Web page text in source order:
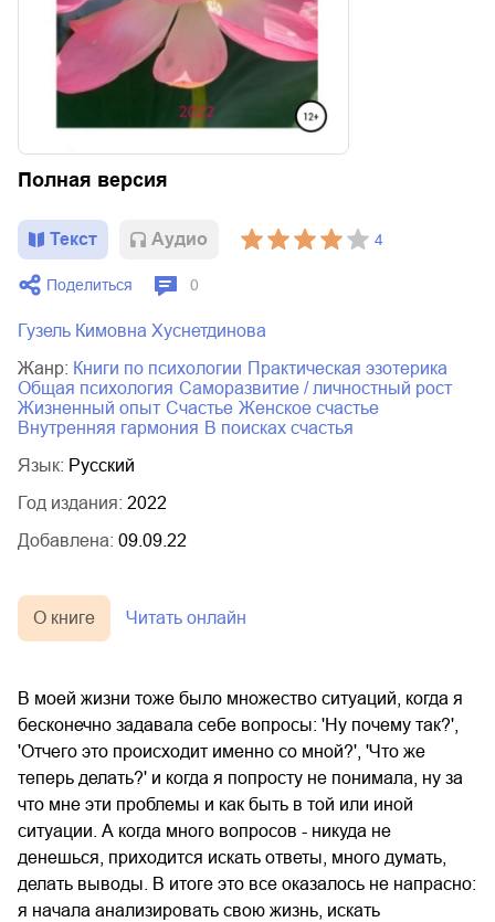
Полная версия
Текст Aудио 4
Поделиться 0
Гузель Кимовна Хуснетдинова
Жанр:
книги по психологии
практическая эзотерика
общая психология
саморазвитие / личностный рост
жизненный опыт
счастье
женское счастье
внутренняя гармония
в поисках счастья
Язык: Русский
Год издания: 2022
Добавлена: 09.09.22
О книге Читать онлайн
В моей жизни тоже было множество ситуаций, когда я
бесконечно задавала себе вопросы: 'Ну почему так?',
'Отчего это происходит именно со мной?', 'Что же
теперь делать?' и когда я попросту не понимала, ну за
что мне эти проблемы и как быть в той или иной
ситуации. А когда много вопросов - никуда не
денешься, приходится искать ответы, много думать,
делать выводы. В итоге это все оказалось не напрасно:
я начала анализировать свою жизнь, искать